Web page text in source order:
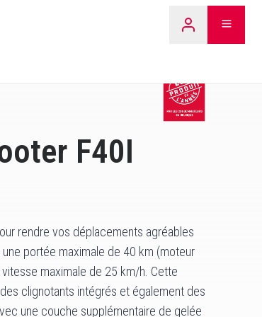
LEARN
F40I
rendre vos déplacements agréables
portée maximale de 40 km (moteur
maximale de 25 km/h. Cette
clignotants intégrés et également des
une couche supplémentaire de gelée